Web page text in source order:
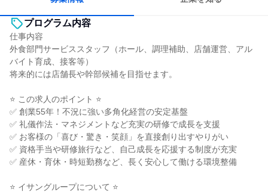
プログラム内容
仕事内容
外食部門サービススタッフ（ホール、調理補助、店舗運営、アル
バイト育成、接客等）
将来的には店舗長や幹部候補を目指せます。
⭐ この求人のポイント ⭐
✅ 創業55年！不況に強い多角化経営の安定基盤
✅ 礼儀作法・マネジメントなど充実の研修で成長を支援
✅ お客様の「喜び・驚き・笑顔」を直接創り出すやりがい
✅ 資格手当や研修旅行など、自己成長を応援する制度が充実
✅ 産休・育休・時短勤務など、長く安心して働ける環境整備
⭐ イサングループについて ⭐